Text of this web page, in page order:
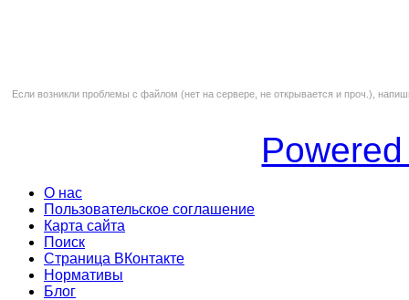
Если возникли проблемы с файлом (нет на сервере, не открывается и проч.),
О нас
Пользовательское соглашение
Карта сайта
Поиск
Страница ВКонтакте
Нормативы
Блог